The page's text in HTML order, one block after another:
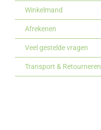
Winkelmand
Afrekenen
Veel gestelde vragen
Transport & Retourneren